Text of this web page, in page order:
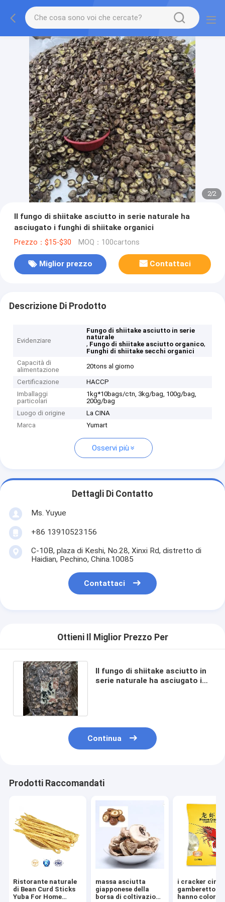
2/2
Il fungo di shiitake asciutto in serie naturale ha
asciugato i funghi di shiitake organici
Prezzo：$15-$30 MOQ：100cartons
Miglior prezzo Contattaci
Descrizione Di Prodotto
Evidenziare
Fungo di shiitake asciutto in serie
naturale
, Fungo di shiitake asciutto organico,
Funghi di shiitake secchi organici
Capacità di
alimentazione
20tons al giorno
Certificazione
HACCP
Imballaggi
particolari
1kg*10bags/ctn, 3kg/bag, 100g/bag,
200g/bag
Luogo di origine
La CINA
Marca
Yumart
Osservi più
Dettagli Di Contatto
Ms. Yuyue
+86 13910523156
C-10B, plaza di Keshi, No.28, Xinxi Rd, distretto di
Haidian, Pechino, China.10085
Contattaci
Ottieni Il Miglior Prezzo Per
Il fungo di shiitake asciutto in
serie naturale ha asciugato i
Continua
Prodotti Raccomandati
Ristorante naturale
di Bean Curd Sticks
Yuba For Home
massa asciutta
giapponese della
borsa di coltivazione
i cracker
gamberetto
hanno